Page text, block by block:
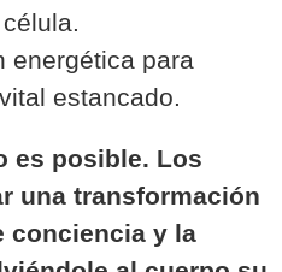
energética para
estancado.
es posible. Los
una transformación
conciencia y la